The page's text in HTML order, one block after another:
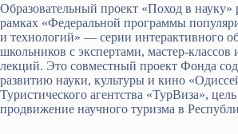
Образовательный проект «Поход в науку»
рамках «Федеральной программы
и технологий» — серии интерактивного
школьников с экспертами, мастер-классов
лекций. Это совместный проект Фонда
развитию науки, культуры и кино
Туристического агентства «ТурВиза»,
продвижение научного туризма в